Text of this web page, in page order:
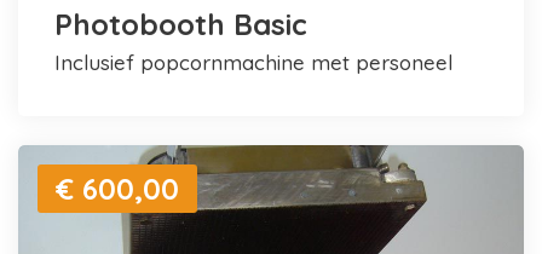
Photobooth Basic
inclusief popcornmachine met personeel
€ 600,00